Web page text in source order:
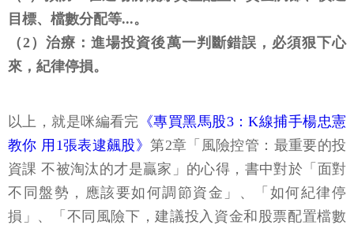
目標、檔數分配等...。
（2）治療：進場投資後萬一判斷錯誤，必須狠下心
來，紀律停損。
以上，就是咪編看完 《專買黑馬股3：K線捕手楊忠憲
教你 用1張表逮飆股》第2章「風險控管：最重要的投
資課 不被淘汰的才是贏家」的心得，書中對於「面對
不同盤勢，應該要如何調節資金」、「如何紀律停
損」、「不同風險下，建議投入資金和股票配置檔數